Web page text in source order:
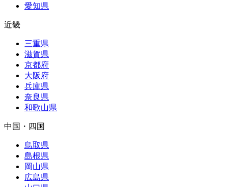
愛知県
近畿
三重県
滋賀県
京都府
大阪府
兵庫県
奈良県
和歌山県
中国・四国
鳥取県
島根県
岡山県
広島県